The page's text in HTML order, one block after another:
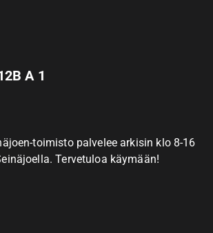
A 1
toimisto palvelee arkisin klo 8-16
Tervetuloa käymään!